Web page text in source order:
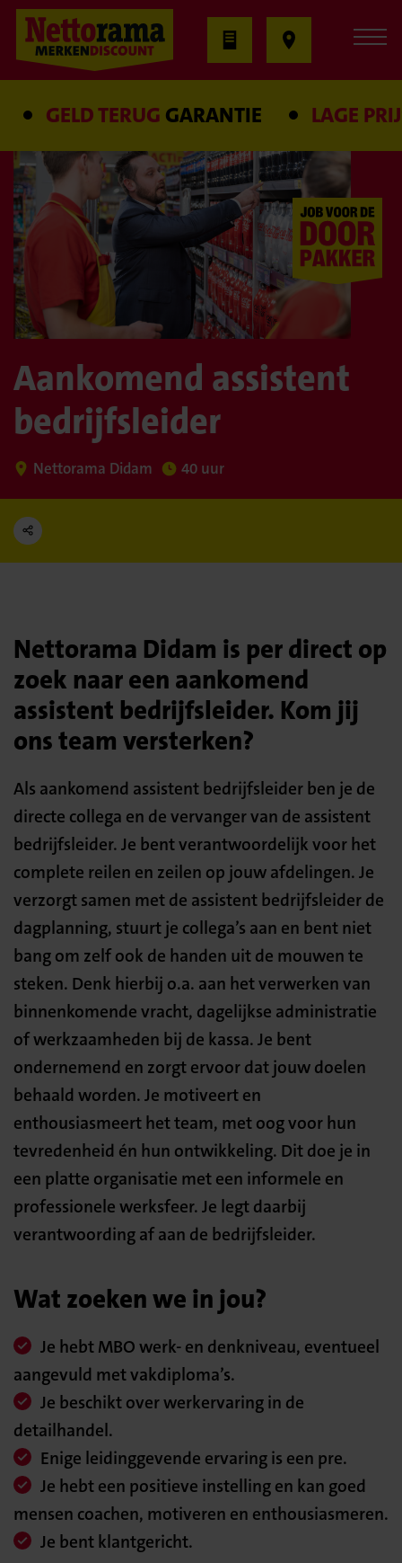
GELD TERUGGARANTIE LAGE PRIJS
Aankomend assistent
bedrijfsleider
Nettorama Didam 40 uur
Nettorama Didam is per direct op
zoek naar een aankomend
assistent bedrijfsleider. Kom jij
ons team versterken?
Als aankomend assistent bedrijfsleider ben je de
directe collega en de vervanger van de assistent
bedrijfsleider. Je bent verantwoordelijk voor het
complete reilen en zeilen op jouw afdelingen. Je
verzorgt samen met de assistent bedrijfsleider de
dagplanning, stuurt je collega’s aan en bent niet
bang om zelf ook de handen uit de mouwen te
steken. Denk hierbij o.a. aan het verwerken van
binnenkomende vracht, dagelijkse administratie
of werkzaamheden bij de kassa. Je bent
ondernemend en zorgt ervoor dat jouw doelen
behaald worden. Je motiveert en
enthousiasmeert het team, met oog voor hun
tevredenheid én hun ontwikkeling. Dit doe je in
een platte organisatie met een informele en
professionele werksfeer. Je legt daarbij
verantwoording af aan de bedrijfsleider.
Wat zoeken we in jou?
Je hebt MBO werk- en denkniveau, eventueel
aangevuld met vakdiploma’s.
Je beschikt over werkervaring in de
detailhandel.
Enige leidinggevende ervaring is een pre.
Je hebt een positieve instelling en kan goed
mensen coachen, motiveren en enthousiasmeren.
Je bent klantgericht.